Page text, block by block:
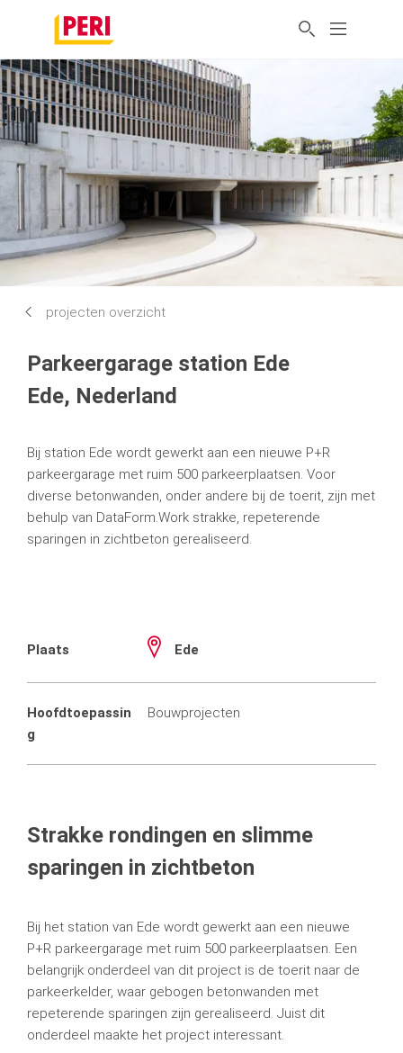
projecten overzicht
Parkeergarage station Ede
Ede, Nederland
Bij station Ede wordt gewerkt aan een nieuwe P+R
parkeergarage met ruim 500 parkeerplaatsen. Voor
diverse betonwanden, onder andere bij de toerit, zijn met
behulp van DataForm.Work strakke, repeterende
sparingen in zichtbeton gerealiseerd.
Plaats Ede
Hoofdtoepassin
g
Bouwprojecten
Strakke rondingen en slimme
sparingen in zichtbeton
Bij het station van Ede wordt gewerkt aan een nieuwe
P+R parkeergarage met ruim 500 parkeerplaatsen. Een
belangrijk onderdeel van dit project is de toerit naar de
parkeerkelder, waar gebogen betonwanden met
repeterende sparingen zijn gerealiseerd. Juist dit
onderdeel maakte het project interessant.